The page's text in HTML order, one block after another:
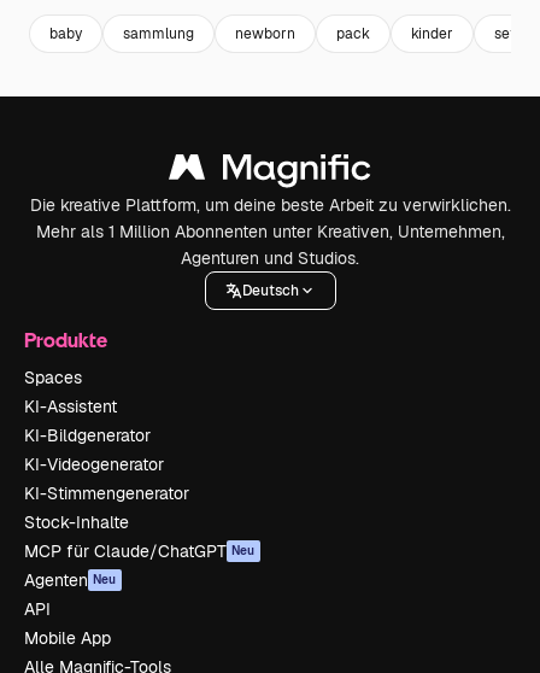
baby sammlung newborn pack kinder set
Die kreative Plattform, um deine beste Arbeit zu verwirklichen.
Mehr als 1 Million Abonnenten unter Kreativen, Unternehmen,
Agenturen und Studios.
Deutsch
Produkte
Spaces
KI-Assistent
KI-Bildgenerator
KI-Videogenerator
KI-Stimmengenerator
Stock-Inhalte
MCP für Claude/ChatGPT Neu
Agenten Neu
API
Mobile App
Alle Magnific-Tools